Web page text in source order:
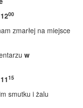
1200
zmarłej na miejsce
w
1115
smutku i żalu